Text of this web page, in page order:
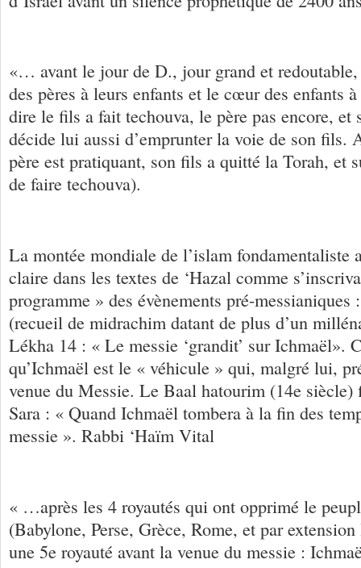
«… avant le jour de D., jour grand et
des pères à leurs enfants et le cœur des enfants
dire le fils a fait techouva, le père pas encore, et
décide lui aussi d’emprunter la voie de son fils.
père est pratiquant, son fils a quitté la Torah, et
de faire techouva).
La montée mondiale de l’islam fondamentaliste
claire dans les textes de ‘Hazal comme
programme » des évènements pré-
(recueil de midrachim datant de plus d’un
Lékha 14 : « Le messie ‘grandit’ sur Ichmaël».
qu’Ichmaël est le « véhicule » qui, malgré lui,
venue du Messie. Le Baal hatourim (14e siècle)
Sara : « Quand Ichmaël tombera à la fin des
messie ». Rabbi ‘Haïm Vital
« …après les 4 royautés qui ont opprimé le
(Babylone, Perse, Grèce, Rome, et par
une 5e royauté avant la venue du messie :